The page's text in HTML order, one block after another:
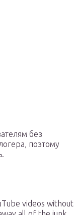
без
поэтому
videos without